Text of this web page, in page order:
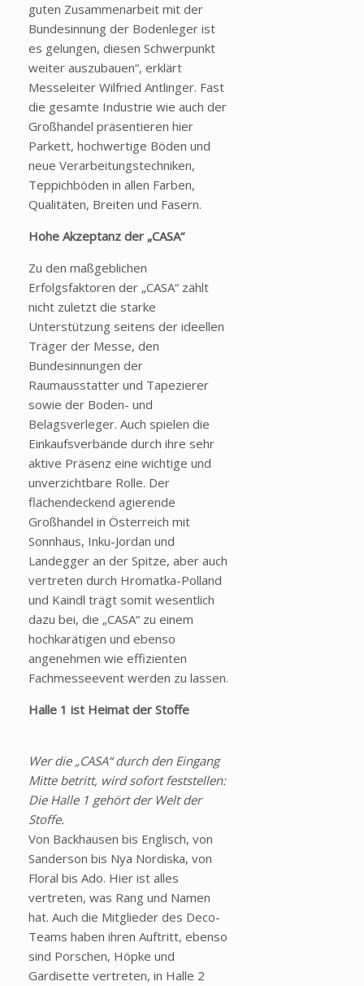
guten Zusammenarbeit mit der
Bundesinnung der Bodenleger ist
es gelungen, diesen Schwerpunkt
weiter auszubauen“, erklärt
Messeleiter Wilfried Antlinger. Fast
die gesamte Industrie wie auch der
Großhandel präsentieren hier
Parkett, hochwertige Böden und
neue Verarbeitungstechniken,
Teppichböden in allen Farben,
Qualitäten, Breiten und Fasern.
Hohe Akzeptanz der „CASA“
Zu den maßgeblichen
Erfolgsfaktoren der „CASA“ zählt
nicht zuletzt die starke
Unterstützung seitens der ideellen
Träger der Messe, den
Bundesinnungen der
Raumausstatter und Tapezierer
sowie der Boden- und
Belagsverleger. Auch spielen die
Einkaufsverbände durch ihre sehr
aktive Präsenz eine wichtige und
unverzichtbare Rolle. Der
flächendeckend agierende
Großhandel in Österreich mit
Sonnhaus, Inku-Jordan und
Landegger an der Spitze, aber auch
vertreten durch Hromatka-Polland
und Kaindl trägt somit wesentlich
dazu bei, die „CASA“ zu einem
hochkarätigen und ebenso
angenehmen wie effizienten
Fachmesseevent werden zu lassen.
Halle 1 ist Heimat der Stoffe
Wer die „CASA“ durch den Eingang
Mitte betritt, wird sofort feststellen:
Die Halle 1 gehört der Welt der
Stoffe.
Von Backhausen bis Englisch, von
Sanderson bis Nya Nordiska, von
Floral bis Ado. Hier ist alles
vertreten, was Rang und Namen
hat. Auch die Mitglieder des Deco-
Teams haben ihren Auftritt, ebenso
sind Porschen, Höpke und
Gardisette vertreten, in Halle 2